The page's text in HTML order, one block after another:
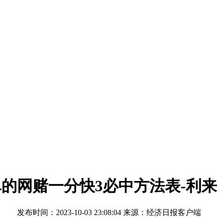
网赌一分快3必中方法表-利
发布时间：2023-10-03 23:08:04 来源：经济日报客户端